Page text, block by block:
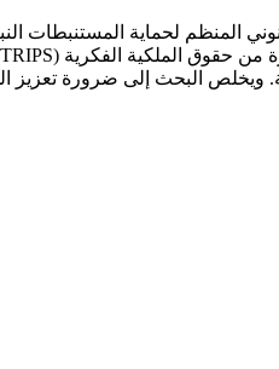
المنظم لحماية المستنبطات
ويخلص البحث إلى ضرورة تعزيز